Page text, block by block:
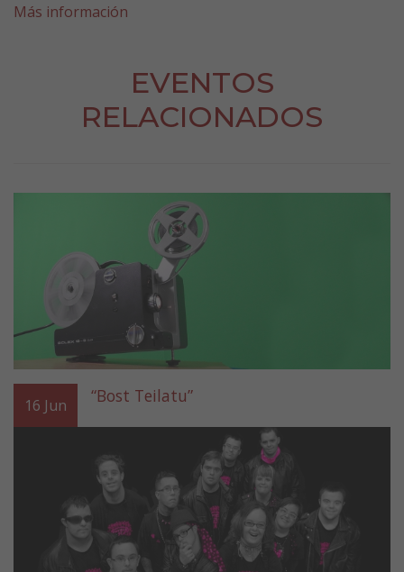
Más información
EVENTOS
RELACIONADOS
16 Jun “Bost Teilatu”